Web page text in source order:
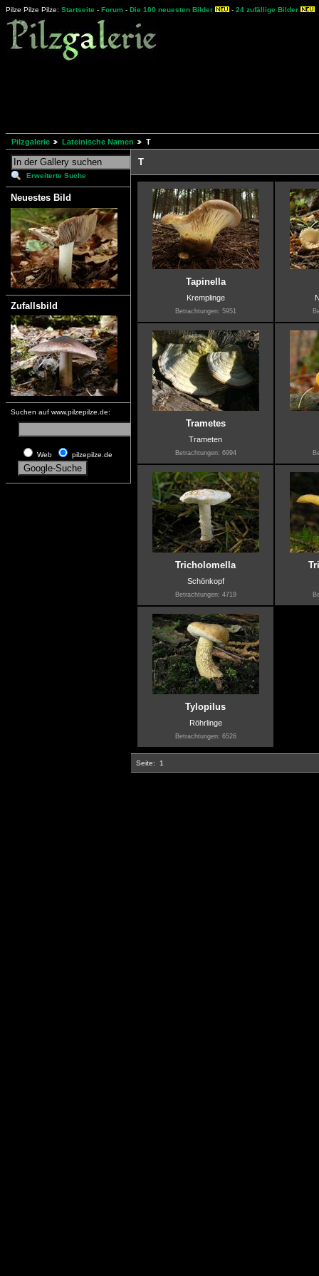
Pilze Pilze Pilze: Startseite - Forum - Die 100 neuesten Bilder - 24 zufällige Bilder
Pilzgalerie Lateinische Namen T
Erweiterte Suche
Neuestes Bild
Zufallsbild
Suchen auf www.pilzepilze.de:
Web pilzepilze.de
T
Tapinella
Kremplinge
Betrachtungen: 5951
Trametes
Trameten
Betrachtungen: 6994
Tricholomella
Schönkopf
Betrachtungen: 4719
Tylopilus
Röhrlinge
Betrachtungen: 6526
Seite: 1